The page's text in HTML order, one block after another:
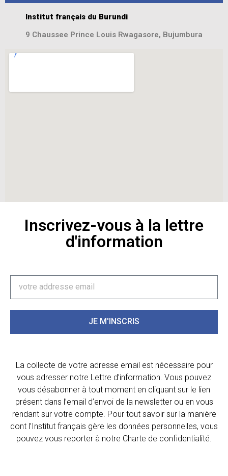
Institut français du Burundi
9 Chaussee Prince Louis Rwagasore, Bujumbura
Inscrivez-vous à la lettre
d'information
JE M'INSCRIS
La collecte de votre adresse email est nécessaire pour
vous adresser notre Lettre d’information. Vous pouvez
vous désabonner à tout moment en cliquant sur le lien
présent dans l’email d’envoi de la newsletter ou en vous
rendant sur votre compte. Pour tout savoir sur la manière
dont l’Institut français gère les données personnelles, vous
pouvez vous reporter à notre Charte de confidentialité.